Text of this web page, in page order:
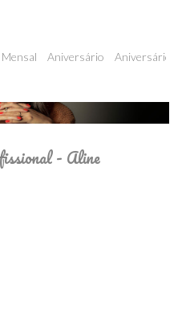
Aniversário Aniversário -
- Aline